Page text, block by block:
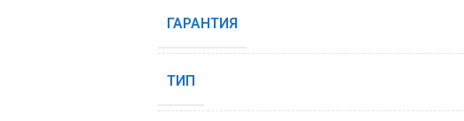
ГАРАНТИЯ
ТИП